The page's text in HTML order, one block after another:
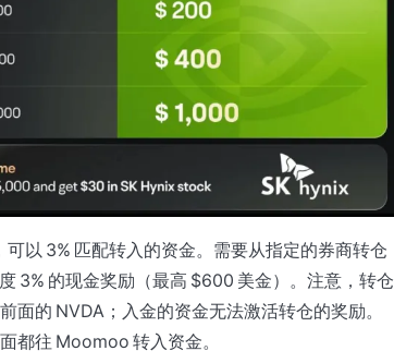
以 3% 匹配转入的资金。需要从指定的券商转仓
3% 的现金奖励（最高 $600 美金）。注意，转仓
的 NVDA；入金的资金无法激活转仓的奖励。
都往 Moomoo 转入资金。